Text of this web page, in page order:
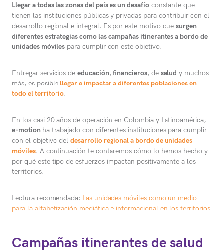
Llegar a todas las zonas del país es un desafío constante que
tienen las instituciones públicas y privadas para contribuir con el
desarrollo regional e integral. Es por este motivo que surgen
diferentes estrategias como las campañas itinerantes a bordo de
unidades móviles para cumplir con este objetivo.
Entregar servicios de educación, financieros, de salud y muchos
más, es posible llegar e impactar a diferentes poblaciones en
todo el territorio.
En los casi 20 años de operación en Colombia y Latinoamérica,
e-motion ha trabajado con diferentes instituciones para cumplir
con el objetivo del desarrollo regional a bordo de unidades
móviles. A continuación te contaremos cómo lo hemos hecho y
por qué este tipo de esfuerzos impactan positivamente a los
territorios.
Lectura recomendada: Las unidades móviles como un medio
para la alfabetización mediática e informacional en los territorios
Campañas itinerantes de salud